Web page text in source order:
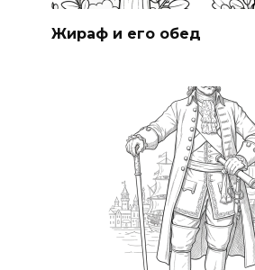
Жираф и его обед